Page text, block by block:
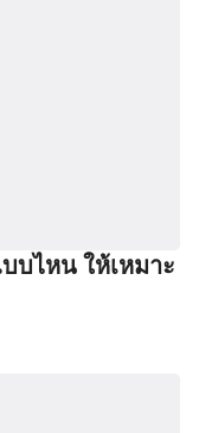
บไหน ให้เหมาะ